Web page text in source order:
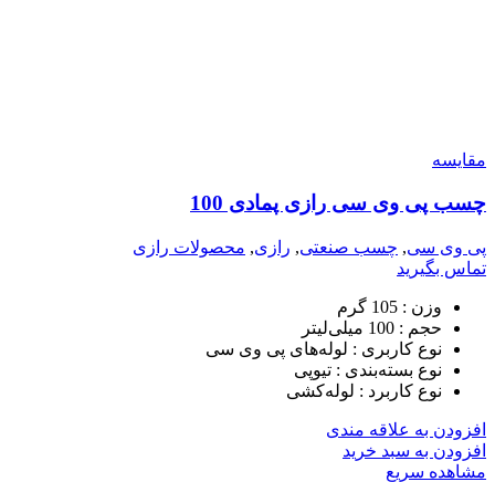
مقایسه
چسب پی وی سی رازی پمادی 100
پی وی سی, چسب صنعتی, رازی, محصولات رازی
تماس بگیرید
وزن : 105 گرم
حجم : 100 میلی‌لیتر
نوع کاربری : لوله‌های پی وی سی
نوع بسته‌بندی : تیوپی
نوع کاربرد : لوله‌کشی
افزودن به علاقه مندی
افزودن به سبد خرید
مشاهده سریع